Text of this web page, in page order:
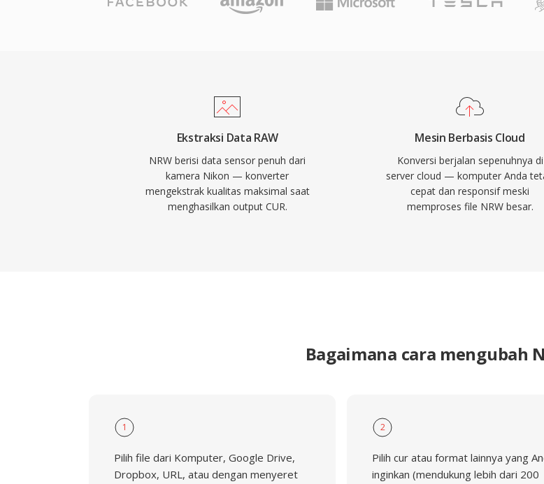
Ekstraksi Data RAW
NRW berisi data sensor penuh dari
kamera Nikon — konverter
mengekstrak kualitas maksimal saat
menghasilkan output CUR.
Mesin Berbasis Cloud
Konversi berjalan sepenuhnya di
server cloud — komputer Anda
cepat dan responsif meski
memproses file NRW besar.
Bagaimana cara mengubah
1
Pilih file dari Komputer, Google Drive,
Dropbox, URL, atau dengan menyeret
2
Pilih cur atau format lainnya yang
inginkan (mendukung lebih dari 200